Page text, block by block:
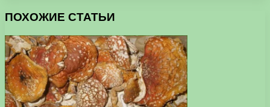
ПОХОЖИЕ СТАТЬИ